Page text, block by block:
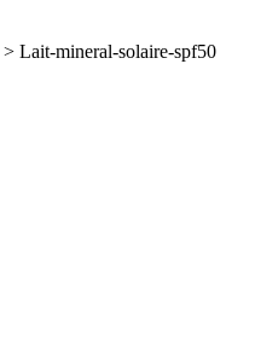
> Lait-mineral-solaire-spf50